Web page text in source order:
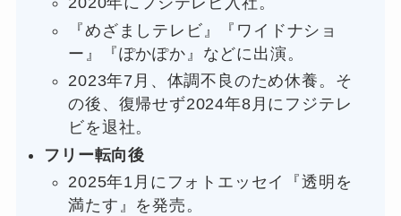
『めざましテレビ』『ワイドナショ
ー』『ぽかぽか』などに出演。
2023年7月、体調不良のため休養。そ
の後、復帰せず2024年8月にフジテレ
ビを退社。
フリー転向後
2025年1月にフォトエッセイ『透明を
満たす』を発売。